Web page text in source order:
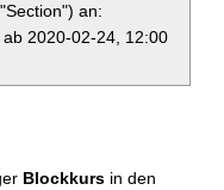
an:
2020-02-24, 12:00
Blockkurs in den